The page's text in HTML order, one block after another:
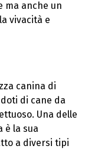
ma anche un
vivacità e
canina di
di cane da
Una delle
è la sua
a diversi tipi